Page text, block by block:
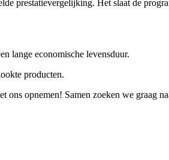
prestatievergelijking. Het slaat de
lange economische levensduur.
producten.
ons opnemen! Samen zoeken we graag